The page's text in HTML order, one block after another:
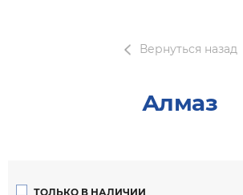
Вернуться назад
Алмаз
ТОЛЬКО В НАЛИЧИИ